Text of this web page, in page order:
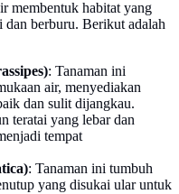
membentuk habitat yang
dan berburu. Berikut adalah
: Tanaman ini
air, menyediakan
dan sulit dijangkau.
teratai yang lebar dan
tempat
: Tanaman ini tumbuh
yang disukai ular untuk